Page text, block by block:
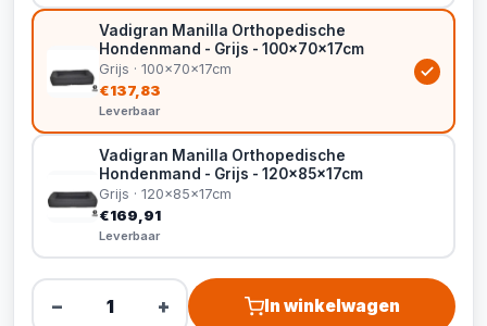
Vadigran Manilla Orthopedische
Hondenmand - Grijs - 100x70x17cm
Grijs · 100x70x17cm
€137,83
Leverbaar
Vadigran Manilla Orthopedische
Hondenmand - Grijs - 120x85x17cm
Grijs · 120x85x17cm
€169,91
Leverbaar
− + In winkelwagen